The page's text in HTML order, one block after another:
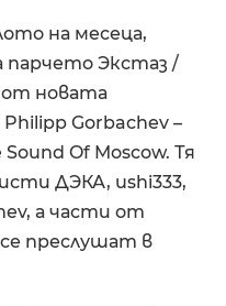
на месеца,
парчето Экстаз /
от новата
Gorbachev –
Of Moscow. Тя
ДЭКА, ushi333,
а части от
преслушат в